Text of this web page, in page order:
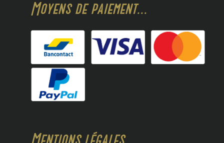
Moyens de paiement...
Mentions légales...